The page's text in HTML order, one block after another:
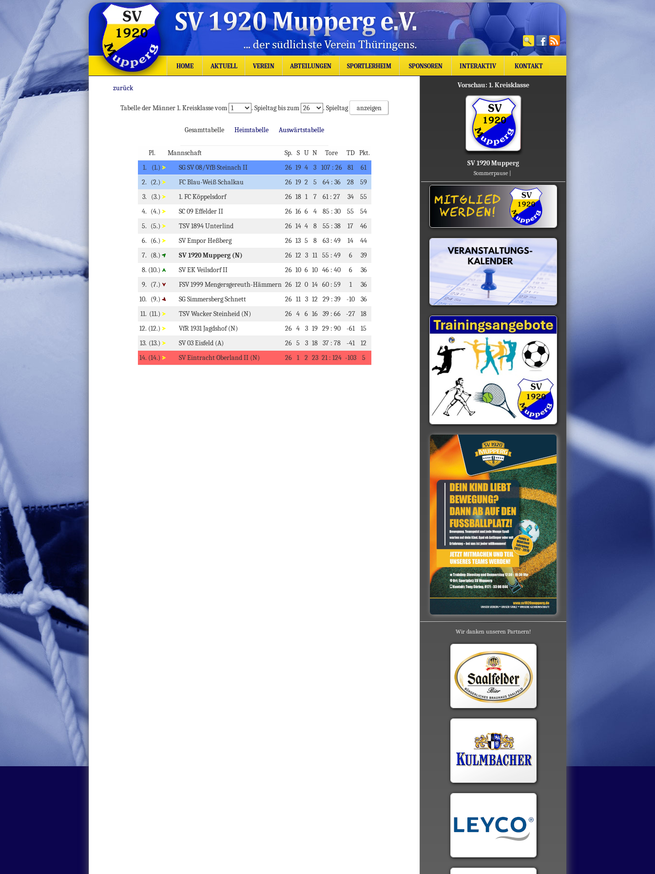
HOME AKTUELL VEREIN ABTEILUNGEN SPORTLERHEIM SPONSOREN INTERAKTIV KONTAKT
zurück
Tabelle der Männer 1. Kreisklasse vom . Spieltag bis zum . Spieltag
Gesamttabelle Heimtabelle Auswärtstabelle
Pl. Mannschaft Sp. S U N Tore TD Pkt.
1.
(1.) SG SV 08/VfB Steinach II 26 19 4 3 107 : 26 81
61
2. (2.) FC Blau-Weiß Schalkau 26 19 2 5 64 : 36 28
59
3.
(3.) 1. FC Köppelsdorf 26 18 1 7 61 : 27 34
55
4. (4.) SC 09 Effelder II 26 16 6 4 85 : 30 55
54
5. (5.) TSV 1894 Unterlind 26 14 4 8 55 : 38 17
46
6. (6.) SV Empor Heßberg 26 13 5 8 63 : 49 14
44
7. (8.) SV 1920 Mupperg (N) 26 12 3 11 55 : 49 6
39
8. (10.) SV EK Veilsdorf II 26 10 6 10 46 : 40 6
36
9. (7.) FSV 1999 Mengersgereuth-Hämmern 26 12 0 14 60 : 59 1
36
10. (9.) SG Simmersberg Schnett 26 11 3 12 29 : 39 -10
36
11. (11.) TSV Wacker Steinheid (N) 26 4 6 16 39 : 66 -27
18
12. (12.) VfR 1931 Jagdshof (N) 26 4 3 19 29 : 90 -61
15
13. (13.) SV 03 Eisfeld (A) 26 5 3 18 37 : 78 -41
12
14. (14.) SV Eintracht Oberland II (N) 26 1 2 23 21 : 124 -103 5
Vorschau: 1. Kreisklasse
SV 1920 Mupperg
Sommerpause |
Wir danken unseren Partnern!